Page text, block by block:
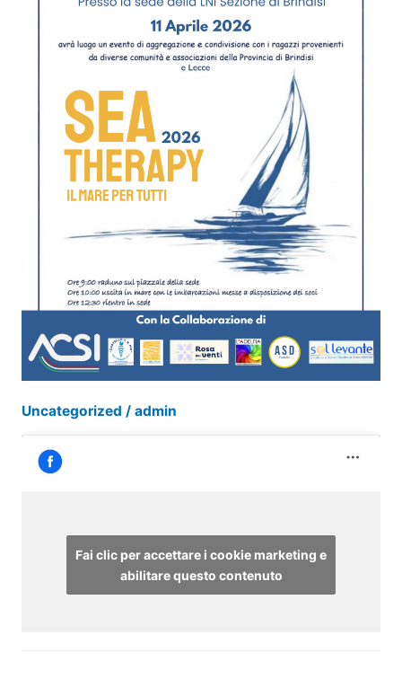
Uncategorized / admin
Fai clic per accettare i cookie marketing e
abilitare questo contenuto